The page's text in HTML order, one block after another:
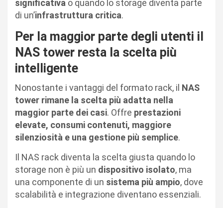
significativa o quando lo storage diventa parte
di un’infrastruttura critica.
Per la maggior parte degli utenti il
NAS tower resta la scelta più
intelligente
Nonostante i vantaggi del formato rack, il NAS
tower rimane la scelta più adatta nella
maggior parte dei casi. Offre prestazioni
elevate, consumi contenuti, maggiore
silenziosità e una gestione più semplice.
Il NAS rack diventa la scelta giusta quando lo
storage non è più un dispositivo isolato, ma
una componente di un sistema più ampio, dove
scalabilità e integrazione diventano essenziali.